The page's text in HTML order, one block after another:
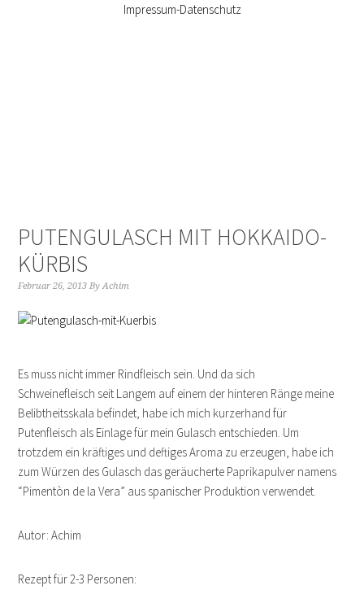
Impressum-Datenschutz
PUTENGULASCH MIT HOKKAIDO-
KÜRBIS
Februar 26, 2013 ByAchim
Es muss nicht immer Rindfleisch sein. Und da sich
Schweinefleisch seit Langem auf einem der hinteren Ränge meine
Belibtheitsskala befindet, habe ich mich kurzerhand für
Putenfleisch als Einlage für mein Gulasch entschieden. Um
trotzdem ein kräftiges und deftiges Aroma zu erzeugen, habe ich
zum Würzen des Gulasch das geräucherte Paprikapulver namens
“Pimentòn de la Vera” aus spanischer Produktion verwendet.
Autor: Achim
Rezept für 2-3 Personen: